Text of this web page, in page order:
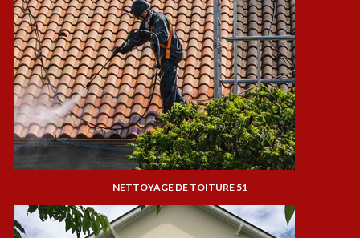
NETTOYAGE DE TOITURE 51